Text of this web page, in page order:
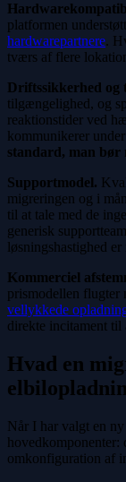
platformen
hardwarepartnere.
tværs af flere
Driftssikkerhed og
tilgængelighed, og
reaktionstider ved
kommunikerer
standard, man bør
Supportmodel.
migreringen og i
til at tale med de
generisk
løsningshastighed er
Kommerciel
prismodellen flugter
vellykkede
direkte incitament
Hvad en
Når I har valgt en
hovedkomponenter:
omkonfiguration af